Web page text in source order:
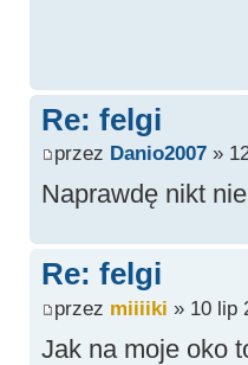
Re: felgi
przez Danio2007»
Naprawdę nikt
Re: felgi
przez miiiiki » 10 lip
Jak na moje oko